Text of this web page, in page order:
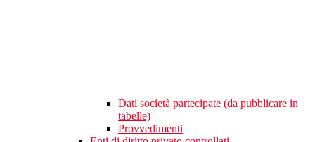
Dati società partecipate (da pubblicare in
tabelle)
Provvedimenti